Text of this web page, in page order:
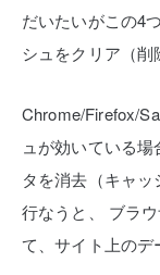
だいたいがこの4つ
シュをクリア（削
Chrome/Firefox/
ュが効いている場
タを消去（キャ
行なうと、
ブラ
て、サイト上のデ